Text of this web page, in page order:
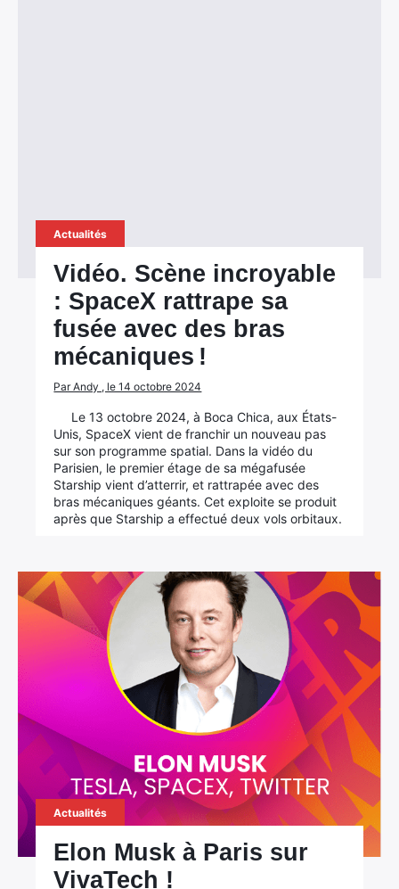
Actualités
Vidéo. Scène incroyable
: SpaceX rattrape sa
fusée avec des bras
mécaniques !
Par Andy , le 14 octobre 2024
Le 13 octobre 2024, à Boca Chica, aux États-
Unis, SpaceX vient de franchir un nouveau pas
sur son programme spatial. Dans la vidéo du
Parisien, le premier étage de sa mégafusée
Starship vient d’atterrir, et rattrapée avec des
bras mécaniques géants. Cet exploite se produit
après que Starship a effectué deux vols orbitaux.
Actualités
Elon Musk à Paris sur
VivaTech !